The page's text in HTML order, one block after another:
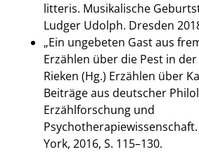
litteris. Musikalische
Ludger Udolph. Dresden
„Ein ungebeten Gast aus
Erzählen über die Pest in
Rieken (Hg.) Erzählen über
Beiträge aus deutscher
Erzählforschung und
York, 2016, S. 115–130.